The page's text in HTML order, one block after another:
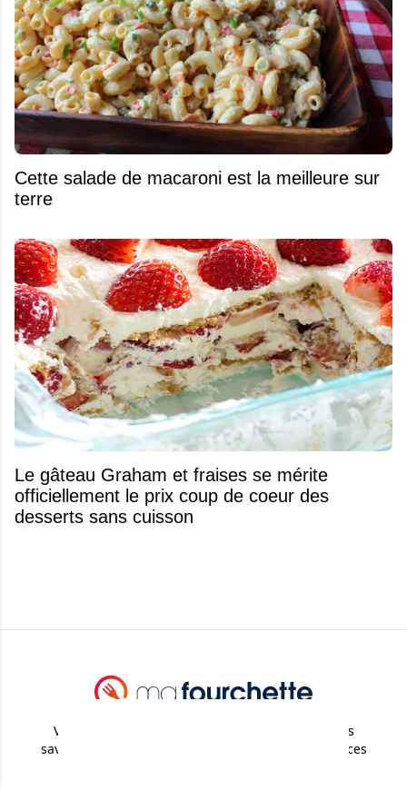
Cette salade de macaroni est la meilleure sur
terre
Le gâteau Graham et fraises se mérite
officiellement le prix coup de coeur des
desserts sans cuisson
Votre guide culinaire pour découvrir des recettes
savoureuses, des desserts gourmands et des astuces